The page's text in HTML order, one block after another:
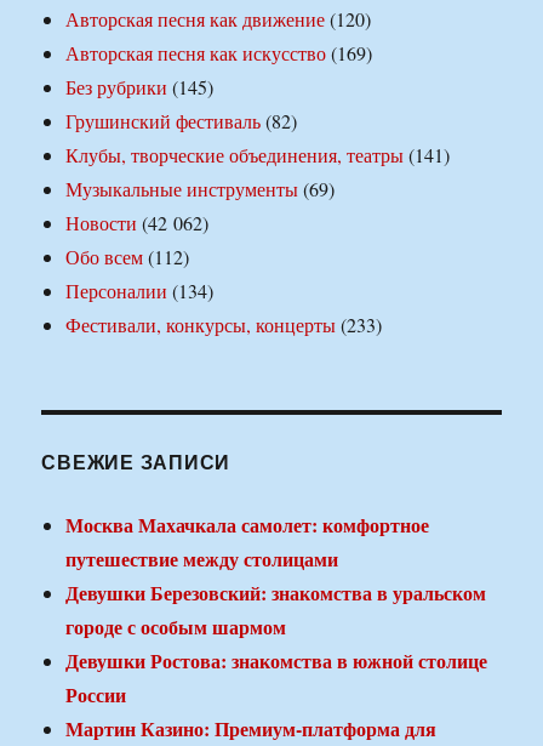
Авторская песня как движение(120)
Авторская песня как искусство(169)
Без рубрики (145)
Грушинский фестиваль(82)
Клубы, творческие объединения, театры(141)
Музыкальные инструменты(69)
Новости (42 062)
Обо всем(112)
Персоналии (134)
Фестивали, конкурсы, концерты(233)
СВЕЖИЕ ЗАПИСИ
Москва Махачкала самолет: комфортное
путешествие между столицами
Девушки Березовский: знакомства в уральском
городе с особым шармом
Девушки Ростова: знакомства в южной столице
России
Мартин Казино: Премиум-платформа для